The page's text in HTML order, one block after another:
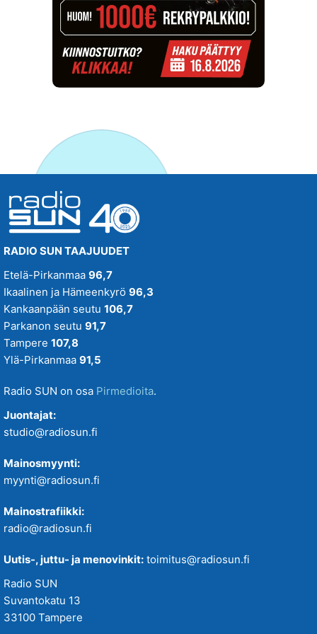
RADIO SUN TAAJUUDET
Etelä-Pirkanmaa 96,7
Ikaalinen ja Hämeenkyrö 96,3
Kankaanpään seutu 106,7
Parkanon seutu 91,7
Tampere 107,8
Ylä-Pirkanmaa 91,5
Radio SUN on osa Pirmedioita.
Juontajat:
studio@radiosun.fi
Mainosmyynti:
myynti@radiosun.fi
Mainostrafiikki:
radio@radiosun.fi
Uutis-, juttu- ja menovinkit: toimitus@radiosun.fi
Radio SUN
Suvantokatu 13
33100 Tampere